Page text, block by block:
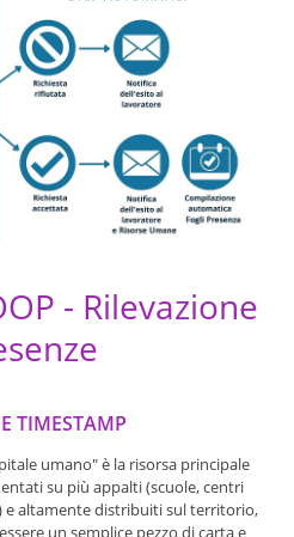
- Rilevazione
TIMESTAMP
umano" è la risorsa principale
su più appalti (scuole, centri
e altamente distribuiti sul territorio,
un semplice pezzo di carta e